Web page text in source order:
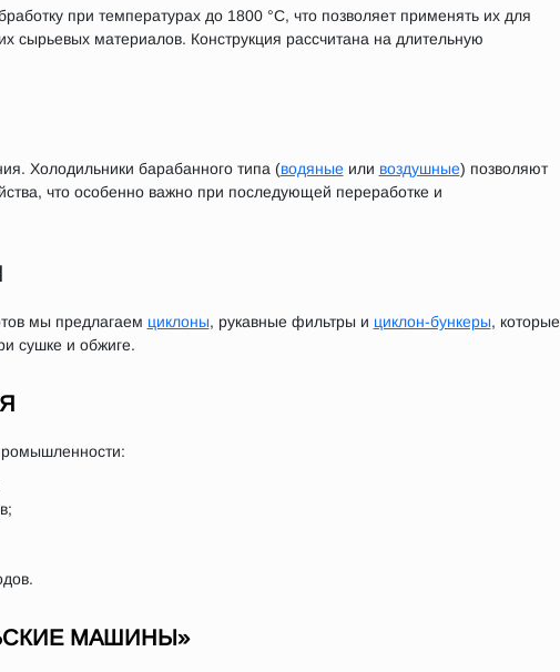
при температурах до 1800 °C, что позволяет применять их для
сырьевых материалов. Конструкция рассчитана на длительную
Холодильники барабанного типа (водяные или воздушные) позволяют
что особенно важно при последующей переработке и
мы предлагаем циклоны, рукавные фильтры и циклон-бункеры, которые
сушке и обжиге.
МАШИНЫ»